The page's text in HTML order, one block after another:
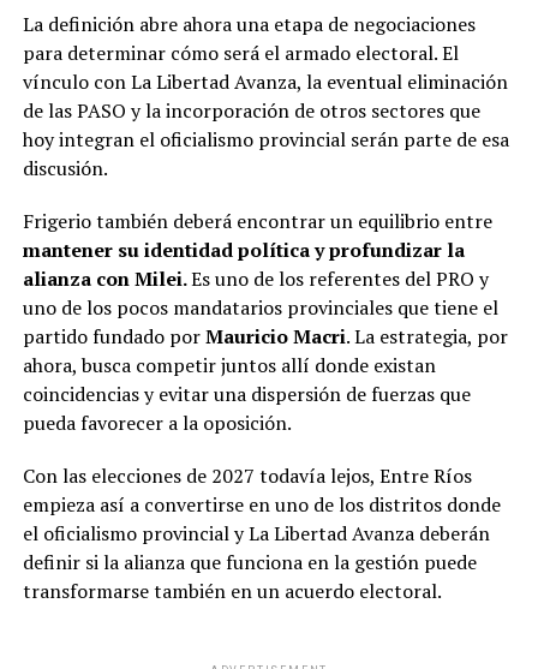
La definición abre ahora una etapa de negociaciones
para determinar cómo será el armado electoral. El
vínculo con La Libertad Avanza, la eventual eliminación
de las PASO y la incorporación de otros sectores que
hoy integran el oficialismo provincial serán parte de esa
discusión.
Frigerio también deberá encontrar un equilibrio entre
mantener su identidad política y profundizar la
alianza con Milei.Es uno de los referentes del PRO y
uno de los pocos mandatarios provinciales que tiene el
partido fundado porMauricio Macri. La estrategia, por
ahora, busca competir juntos allí donde existan
coincidencias y evitar una dispersión de fuerzas que
pueda favorecer a la oposición.
Con las elecciones de 2027 todavía lejos, Entre Ríos
empieza así a convertirse en uno de los distritos donde
el oficialismo provincial y La Libertad Avanza deberán
definir si la alianza que funciona en la gestión puede
transformarse también en un acuerdo electoral.